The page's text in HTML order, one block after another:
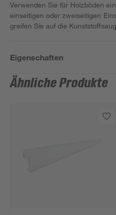
Verwenden Sie für Holzböden
einseitigen oder zweiseitigen
greifen Sie auf die
Eigenschaften
Ähnliche Produkte